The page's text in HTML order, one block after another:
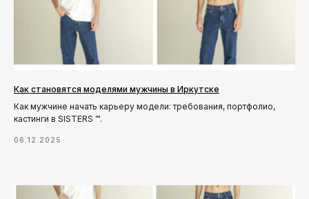
Как становятся моделями мужчины в Иркутске
Как мужчине начать карьеру модели: требования, портфолио,
кастинги в SISTERS ™.
06.12.2025